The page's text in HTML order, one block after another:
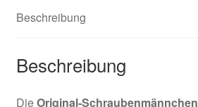
Beschreibung
Beschreibung
DieOriginal-Schraubenmännchen